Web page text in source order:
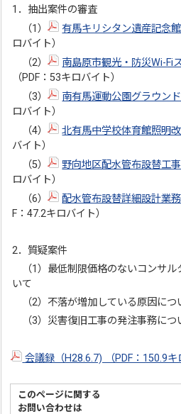
1．抽出案件の審査
（1）
有馬キリシタン遺産記念
ロバイト）
（2）
南島原市観光・防災Wi-Fi
（PDF：53キロバイト）
（3）
南有馬運動公園グラウン
ロバイト）
（4）
北有馬中学校体育館照明
バイト）
（5）
野向地区配水管布設替工事
ロバイト）
（6）
配水管布設替詳細設計業
F：47.2キロバイト）
2．質疑案件
（1）最低制限価格のないコンサル
いて
（2）不落が増加している原因につ
（3）災害復旧工事の発注事務につ
会議録（H28.6.7) （PDF：150.9
このページに関する
お問い合わせは